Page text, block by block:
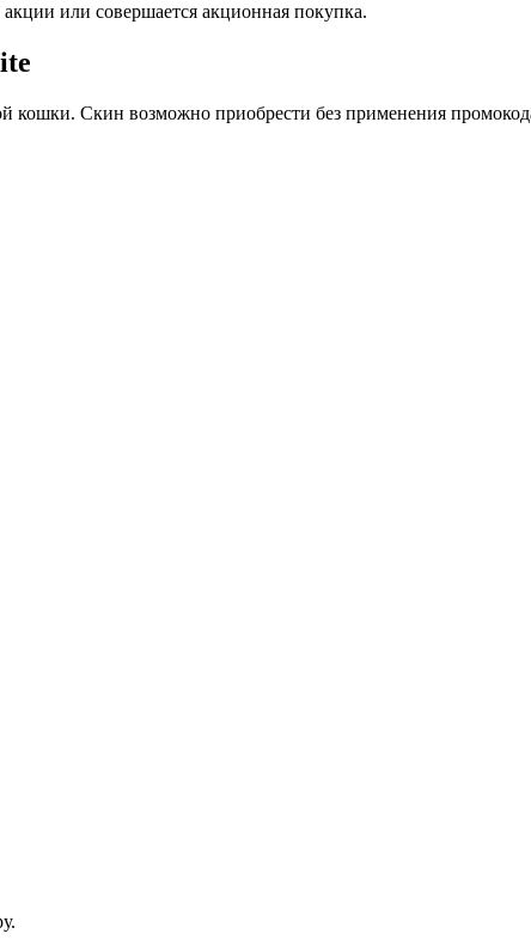
или совершается акционная покупка.
Скин возможно приобрести без применения